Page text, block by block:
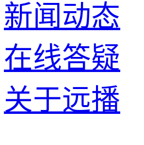
新闻动态
在线答疑
关于远播